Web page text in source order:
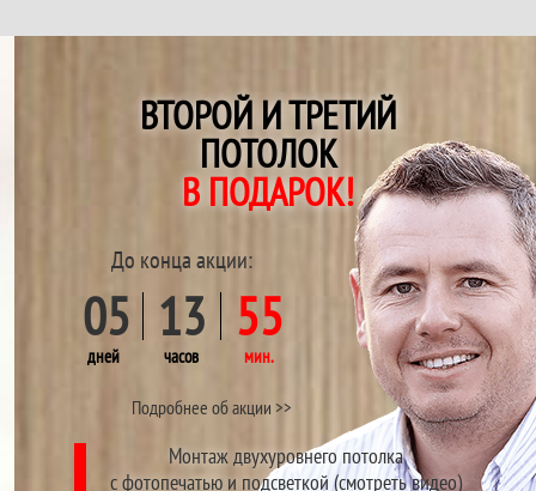
ВТОРОЙ И ТРЕТИЙ
ПОТОЛОК
В ПОДАРОК!
До конца акции:
05 13 55
дней часов мин.
Подробнее об акции >>
Монтаж двухуровнего потолка
с фотопечатью и подсветкой (смотреть видео)